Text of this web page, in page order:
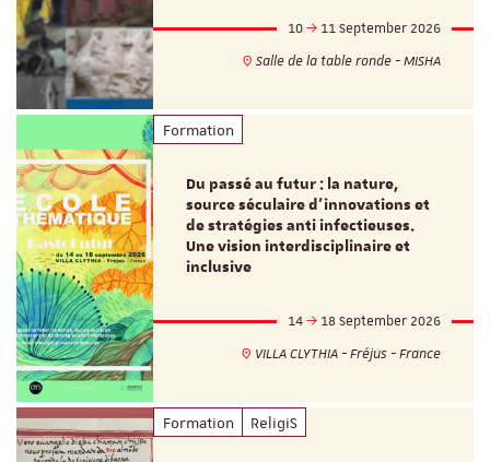
10
11 September 2026
Salle de la table ronde - MISHA
Formation
Du passé au futur : la nature,
source séculaire d’innovations et
de stratégies anti infectieuses.
Une vision interdisciplinaire et
inclusive
14
18 September 2026
VILLA CLYTHIA - Fréjus - France
Formation ReligiS